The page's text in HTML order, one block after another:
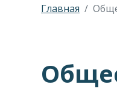
Главная